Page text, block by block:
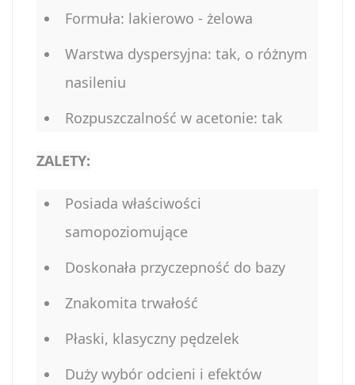
Formuła: lakierowo - żelowa
Warstwa dyspersyjna: tak, o różnym
nasileniu
Rozpuszczalność w acetonie: tak
ZALETY:
Posiada właściwości
samopoziomujące
Doskonała przyczepność do bazy
Znakomita trwałość
Płaski, klasyczny pędzelek
Duży wybór odcieni i efektów